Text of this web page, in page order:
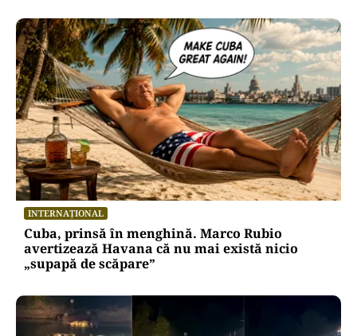
INTERNAȚIONAL
Cuba, prinsă în menghină. Marco Rubio
avertizează Havana că nu mai există nicio
„supapă de scăpare”